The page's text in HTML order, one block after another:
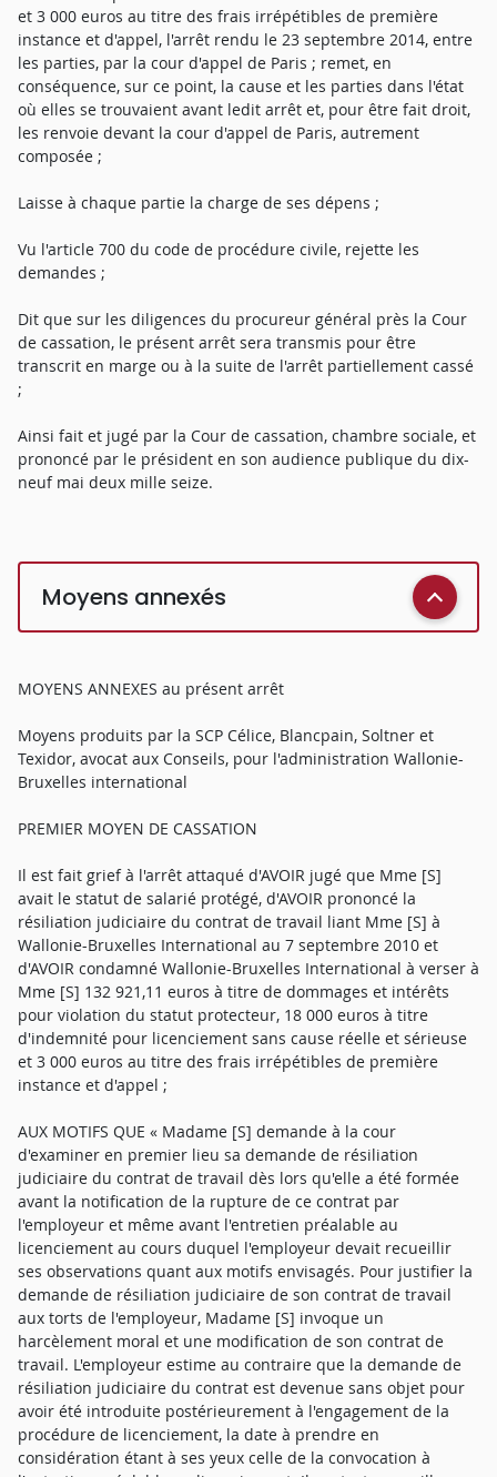
et 3 000 euros au titre des frais irrépétibles de première
instance et d'appel, l'arrêt rendu le 23 septembre 2014, entre
les parties, par la cour d'appel de Paris ; remet, en
conséquence, sur ce point, la cause et les parties dans l'état
où elles se trouvaient avant ledit arrêt et, pour être fait droit,
les renvoie devant la cour d'appel de Paris, autrement
composée ;
Laisse à chaque partie la charge de ses dépens ;
Vu l'article 700 du code de procédure civile, rejette les
demandes ;
Dit que sur les diligences du procureur général près la Cour
de cassation, le présent arrêt sera transmis pour être
transcrit en marge ou à la suite de l'arrêt partiellement cassé
;
Ainsi fait et jugé par la Cour de cassation, chambre sociale, et
prononcé par le président en son audience publique du dix-
neuf mai deux mille seize.
Moyens annexés
MOYENS ANNEXES au présent arrêt
Moyens produits par la SCP Célice, Blancpain, Soltner et
Texidor, avocat aux Conseils, pour l'administration Wallonie-
Bruxelles international
PREMIER MOYEN DE CASSATION
Il est fait grief à l'arrêt attaqué d'AVOIR jugé que Mme [S]
avait le statut de salarié protégé, d'AVOIR prononcé la
résiliation judiciaire du contrat de travail liant Mme [S] à
Wallonie-Bruxelles International au 7 septembre 2010 et
d'AVOIR condamné Wallonie-Bruxelles International à verser à
Mme [S] 132 921,11 euros à titre de dommages et intérêts
pour violation du statut protecteur, 18 000 euros à titre
d'indemnité pour licenciement sans cause réelle et sérieuse
et 3 000 euros au titre des frais irrépétibles de première
instance et d'appel ;
AUX MOTIFS QUE « Madame [S] demande à la cour d'examiner en premier lieu sa demande de résiliation judiciaire du contrat de travail dès lors qu'elle a été formée avant la notification de la rupture de ce contrat par l'employeur et même avant l'entretien préalable au licenciement au cours duquel l'employeur devait recueillir ses observations quant aux motifs envisagés. Pour justifier la demande de résiliation judiciaire de son contrat de travail aux torts de l'employeur, Madame [S] invoque un harcèlement moral et une modification de son contrat de travail. L'employeur estime au contraire que la demande de résiliation judiciaire du contrat est devenue sans objet pour avoir été introduite postérieurement à l'engagement de la procédure de licenciement, la date à prendre en considération étant à ses yeux celle de la convocation à l'entretien préalable au licenciement. Il conteste par ailleurs tout agissement de harcèlement moral et toute modification du contrat de travail. Considérant que lorsqu'un salarié demande la résiliation judiciaire de son contrat de travail en raison de faits qu'il reproche à son employeur, tout en continuant à travailler à son service, et que ce dernier le licencie ultérieurement pour d'autres faits survenus au cours de la poursuite du contrat, le juge doit d'abord rechercher si la demande de résiliation du contrat était justifiée ; que c'est seulement dans le cas contraire qu'il doit se prononcer sur le licenciement notifié par l'employeur. Considérant que lorsque le salarié n'est plus au service de son employeur au jour où il est statué sur la demande de résiliation judiciaire, cette dernière prend effet, si le juge la prononce, au jour du licenciement ; que le contrat de travail étant rompu par l'envoi de la lettre recommandée avec demande d'avis de réception notifiant le licenciement, la demande de résiliation judiciaire reçue au greffe du conseil de prud'hommes le 24 juin 2010 est antérieure à la notification du licenciement intervenue le 7 septembre 2010 ; qu'il y a lieu, dans ces conditions, de rechercher en premier lieu si la demande présentée par Madame [S] était justifiée ; que la salariée invoque une modification de son contrat de travail conduisant à la réduction massive de ses responsabilités et à une mise à l'écart du reste du personnel ; qu'il est constant que Madame [S] assumait la fonction de responsable du bâtiment du centre [Établissement 1] de [Localité 1] ; qu'il lui revenait, à ce titre, de gérer les relations avec les fournisseurs et les commandes ; que Monsieur [I] [D], directeur du centre, avait rappelé à l'ensemble du personnel, par une note du 16 septembre 2009, que tout achat et acquisition du centre, dont le montant dépassait 150 6, relevait de la charge de [N] [S] ; que, par une note du 15 février 2010, Madame [S] s'est vu retirer une part importante de ses attributions au profit d'autres collègues ; que son supérieur hiérarchique lui écrivait en effet : « de façon à protéger l'institution et indirectement vous-même ; j'ai décidé de-vous décharger des relations avec nos fournisseurs et de vous éloigner des dossiers de commandes de biens et services au sein du Centre [Établissement 1]. Je vous invite dès lors à transmettre vos dossiers mis à jour aux personnes que je désignerais pour reprendre cette tâche, dans l'immédiat, [R] [B] » ; que, contrairement à ce que soutient l'employeur qui fait valoir que Madame [S] conservait son entière fonction de responsable du bâtiment, qu'elle n'avait pas été rétrogradée ni privée des moyens de travail, cette diminution importante des responsabilités confiées à Madame [S], qui affectait directement ses fonctions, constitue une modification de son contrat de travail ; que Madame [S] a contesté ce retrait de fonction qui lui était ainsi imposé en saisissant le contrôleur du travail le 22 février 2010, lequel lui a au demeurant indiqué, par courrier du 4 mars 2010, qu'en l'absence de procédure disciplinaire en cours, toute modification du contrat de travail du salarié protégé, refusée par le salarié, constituait un trouble manifestement illicite ; qu'est nécessairement justifiée la demande de résiliation de son contrat de travail aux torts de l'employeur formée par un salarié auquel l'employeur a, malgré son refus, imposé une modification de son contrat de travail ; qu'il y a lieu encore de confirmer le jugement entrepris en ce qu'il a prononcé la résiliation judiciaire du contrat de travail de Madame [S] du seul fait de cette modification des attributions de la salariée, dès lors qu'elle se trouvait déchargée de la fonction « achat » dans laquelle elle avait été confirmée six mois plus tôt et alors qu'ainsi que l'ont relevé avec pertinence les premiers juges, il appartenait au directeur, s'il éprouvait le besoin de renforcer son contrôle sur les opérations d'achat, de le faire sans modification du rôle de Madame [S], en prévoyant par exemple une double signature des bons de commande ; que le jugement est infirmé sur ce point seulement en ce qu'il a fixé la résiliation au 17 septembre 2010, alors que le licenciement est intervenu le 7 septembre et non 17 septembre 2010 ; Sur le statut de protection des délégués du personnel ; WALLONIE-BRUXELLES INTERNATIONAL fait valoir que c'est par souci d'une représentation du personnel au sein du centre [Établissement 1] de [Localité 1] que l'administration belge a organisé des élections de délégués du personnel, sans y être légalement tenue, de sorte que l'engagement de l'employeur de faire représenter ses salariés ne serait pas opposable à la République française. L'employeur souligne qu'en l'état du rejet, par l'inspection du travail, de la demande d'autorisation de licenciement de Madame [S] ¿ à raison de ce que les salariés d'une administration publique, notamment étrangère, ne bénéficient pas du statut protecteur des élus du personnel ¿ lequel rejet ne constituerait pas un refus d'autorisation, la décision de licencier appartenait au seul employeur. Enfin, selon WALLONIE-BRUXELLES INTERNATIONAL, rien n'interdisait à Madame [N] [S] d'engager un recours contre la décision administrative afin de faire reconnaître son statut protecteur et la compétence de l'inspection du travail pour statuer sur la demande de l'employeur, ce qu'elle s'est pourtant gardée de faire. Considérant que le fait que Madame [S], qui disposait par application de l'article R. 2422-1 du code du travail de la possibilité de former un recours contre la décision de l'inspecteur du travail, n'ait pas saisi le ministre chargé du travail, ne lui interdit pas de revendiquer devant la juridiction prud'homale le statut de protection qu'elle dit tenir de son contrat de travail et de son élection comme déléguée du personnel titulaire intervenue le 14 décembre 2009 ; que WALLONIE-BRUXELLES INTERNATIONAL se présente comme l'un des services publics relevant de l'administration du Gouvernement de la Fédération Wallonie-Bruxelles ; que, plus précisément, WALLONIE-BRUXELLES INTERNATIONAL est un « organisme d'intérêt public (de catégorie A) », c'est-à-dire un organisme de droit public indépendant de l'administration mais concourant à l'action du gouvernement dont elle dépend ; qu'en vertu de l'article L. 2311-1 du code du travail, les dispositions relatives aux délégués du personnel sont applicables aux employeurs de droit privé ainsi qu'à leurs salariés, mais aussi aux établissements publics à caractère industriel et commercial et aux établissements publics à caractère administratif lorsqu'ils emploient du personnel dans les conditions du droit privé ; que le contrat de travail de Madame [S] précisait au demeurant, en son article 7 : « le présent contrat peut être résilié conformément aux dispositions générales de la législation sociale française. Ces mêmes dispositions sont d'application pour régler tous les cas non prévus explicitement par le présent contrat » ; que le « règlement de l'ordre intérieur » du Centre [Établissement 1] à [Localité 1], constituant l'annexe 4 du contrat de travail, fait lui aussi explicitement référence aux « dispositions de la législation du travail » s'agissant des modalités du licenciement ; que, dans ces conditions, Madame [S] est bien fondée à réclamer le statut de protection attachée à son élection de déléguée du personnel titulaire. Sur les effets de la résiliation judiciaire du contrat de travail prononcée. Que lorsque la résiliation judiciaire du contrat de travail d'un salarié protégé est prononcée, la rupture produit les effets d'un licenciement nul pour violation du statut protecteur ; que le salarié bénéficie alors d'une indemnité égale à la rémunération qu'il aurait dû percevoir jusqu'à l'expiration de la période de protection en cours au jour de la demande de résiliation judiciaire, laquelle inclut la période instituée par le législateur à l'expiration du mandat ; que Madame [S], a opéré son calcul sur la base d'une rémunération mensuelle de 2.925 ¿ alors qu'il y a lieu de retenir le calcul de l'employeur vérifié par la cour, soit la somme de 2.873,97 ¿ correspondant au revenu moyen mensuel calculé sur douze mois et prenant en compte la prime de treizième mois ; que le jugement entrepris n'est infirmé sur ce point que sur le quantum des sommes allouées au titre de la violation du statut protecteur ; qu'il est alloué à Madame [S] une somme de 132.921,11 ¿ (soit 46,25 mois x 2.873,97 ¿) pour la période du 7 septembre 2010 au 14 juin 2014 ; que la demande de « dommages et intérêts pour violation du statut protecteur » formée supplémentairement « en tout état de cause » à hauteur de 15.000 ¿ n'est pas justifiée et est rejetée ; que le montant de l'indemnisation du licenciement illicite est porté à la somme de 18.000 ¿, par application de l'article 1235-3 du code du travail, en tenant compte du revenu moyen mensuel de Madame [S], de son âge (trente-sept ans), de son ancienneté de deux années dans un établissement qui comptait alors quatorze salariés, et au vu de l'ensemble des éléments soumis